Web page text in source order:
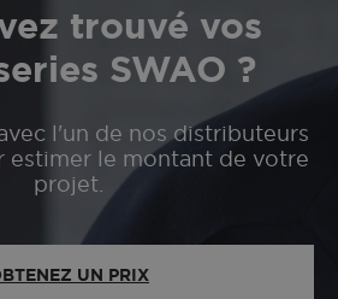
trouvé vos
SWAO ?
l'un de nos distributeurs
estimer le montant de votre
projet.
UN PRIX